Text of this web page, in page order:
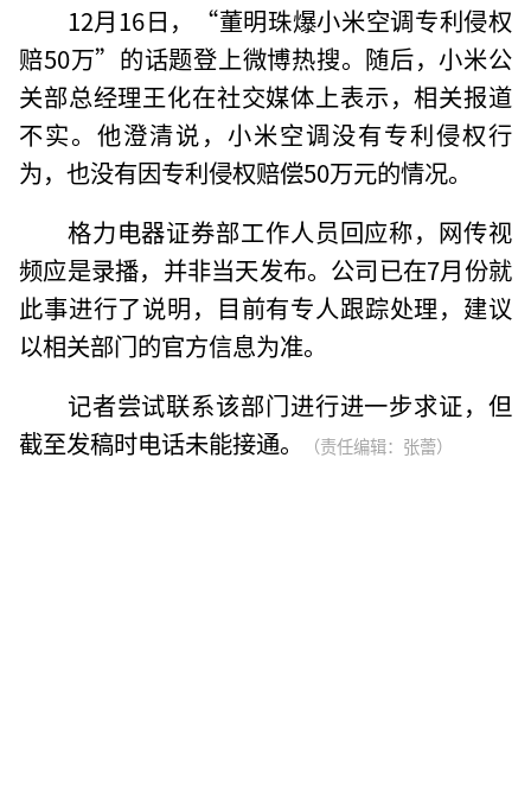
12月16日，“董明珠爆小米空调专利侵权
赔50万”的话题登上微博热搜。随后，小米公
关部总经理王化在社交媒体上表示，相关报道
不实。他澄清说，小米空调没有专利侵权行
为，也没有因专利侵权赔偿50万元的情况。
格力电器证券部工作人员回应称，网传视
频应是录播，并非当天发布。公司已在7月份就
此事进行了说明，目前有专人跟踪处理，建议
以相关部门的官方信息为准。
记者尝试联系该部门进行进一步求证，但
截至发稿时电话未能接通。
（责任编辑：张蕾）